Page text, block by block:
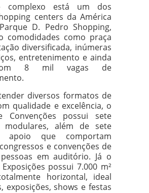
complexo está um dos
centers da América
D. Pedro Shopping,
comodidades como praça
diversificada, inúmeras
entretenimento e ainda
8 mil vagas de
diversos formatos de
qualidade e excelência, o
Convenções possui sete
modulares, além de sete
apoio que comportam
e convenções de
em auditório. Já o
possui 7.000 m²
horizontal, ideal
exposições, shows e festas